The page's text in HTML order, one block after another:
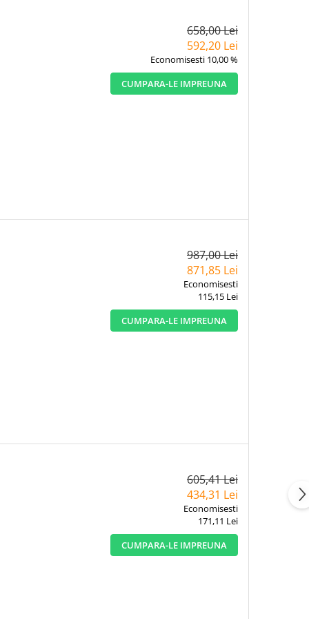
658,00 Lei
592,20 Lei
Economisesti 10,00 %
CUMPARA-LE IMPREUNA
987,00 Lei
871,85 Lei
Economisesti
115,15 Lei
CUMPARA-LE IMPREUNA
605,41 Lei
434,31 Lei
Economisesti
171,11 Lei
CUMPARA-LE IMPREUNA